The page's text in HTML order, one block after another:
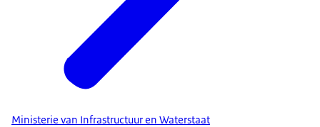
Ministerie van Infrastructuur en Waterstaat